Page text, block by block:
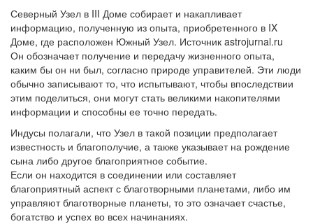
Северный Узел в III Доме собирает и накапливает
информацию, полученную из опыта, приобретенного в IX
Доме, где расположен Южный Узел. Источник astrojurnal.ru
Он обозначает получение и передачу жизненного опыта,
каким бы он ни был, согласно природе управителей. Эти люди
обычно записывают то, что испытывают, чтобы впоследствии
этим поделиться, они могут стать великими накопителями
информации и способны ее точно передать.
Индусы полагали, что Узел в такой позиции предполагает
известность и благополучие, а также указывает на рождение
сына либо другое благоприятное событие.
Если он находится в соединении или составляет
благоприятный аспект с благотворными планетами, либо им
управляют благотворные планеты, то это означает счастье,
богатство и успех во всех начинаниях.